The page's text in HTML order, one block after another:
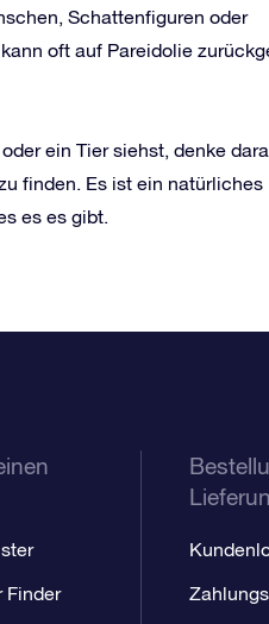
Schattenfiguren oder
oft auf Pareidolie
ein Tier siehst, denke
finden. Es ist ein natürliches
es es gibt.
Finder